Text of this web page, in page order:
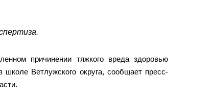
причинении тяжкого вреда здоровью
школе Ветлужского округа, сообщает пресс-